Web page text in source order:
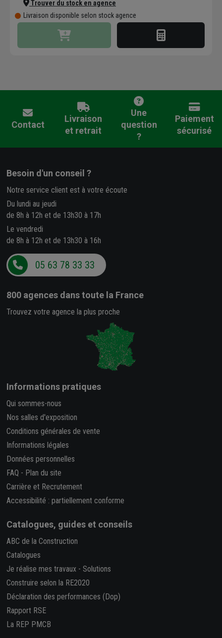
Trouver du stock en agence
Livraison disponible selon stock agence
Contact
Livraison
et retrait
Une
question
?
Paiement
sécurisé
Besoin d'un conseil ?
Notre service client est à votre écoute
Du lundi au jeudi
de 8h à 12h et de 13h30 à 17h
Le vendredi
de 8h à 12h et de 13h30 à 16h
05 63 78 33 33
800 agences dans toute la France
Trouvez votre agence la plus proche
Informations pratiques
Qui sommes-nous
Nos salles d'exposition
Conditions générales de vente
Informations légales
Données personnelles
FAQ - Plan du site
Carrière et Recrutement
Accessibilité : partiellement conforme
Catalogues, guides et conseils
ABC de la Construction
Catalogues
Je réalise mes travaux - Solutions
Construire selon la RE2020
Déclaration des performances (Dop)
Rapport RSE
La REP PMCB